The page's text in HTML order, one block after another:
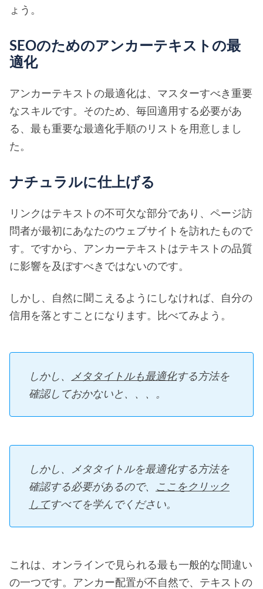
ょう。
SEOのためのアンカーテキストの最
適化
アンカーテキストの最適化は、マスターすべき重要
なスキルです。そのため、毎回適用する必要があ
る、最も重要な最適化手順のリストを用意しまし
た。
ナチュラルに仕上げる
リンクはテキストの不可欠な部分であり、ページ訪
問者が最初にあなたのウェブサイトを訪れたもので
す。ですから、アンカーテキストはテキストの品質
に影響を及ぼすべきではないのです。
しかし、自然に聞こえるようにしなければ、自分の
信用を落とすことになります。比べてみよう。
しかし、 メタタイトルも最適化する方法を
確認しておかないと、、、。
しかし、メタタイトルを最適化する方法を
確認する必要があるので、 ここをクリック
してすべてを学んでください。
これは、オンラインで見られる最も一般的な間違い
の一つです。アンカー配置が不自然で、テキストの